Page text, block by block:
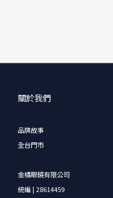
關於我們
品牌故事
全台門市
金橘眼鏡有限公司
統編 | 28614459